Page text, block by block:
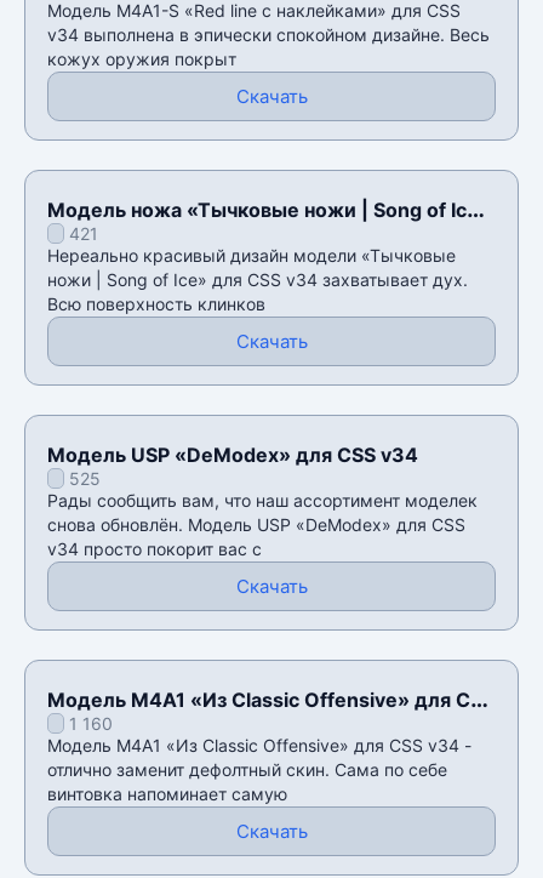
Модель M4A1-S «Red line с наклейками» для CSS
v34 выполнена в эпически спокойном дизайне. Весь
кожух оружия покрыт
Скачать
Модель ножа «Тычковые ножи | Song of Ice»
для CSS v34
421
Нереально красивый дизайн модели «Тычковые
ножи | Song of Ice» для CSS v34 захватывает дух.
Всю поверхность клинков
Скачать
Модель USP «DeModex» для CSS v34
525
Рады сообщить вам, что наш ассортимент моделек
снова обновлён. Модель USP «DeModex» для CSS
v34 просто покорит вас с
Скачать
Модель M4A1 «Из Classic Offensive» для CSS
v341 160
Модель M4A1 «Из Classic Offensive» для CSS v34 -
отлично заменит дефолтный скин. Сама по себе
винтовка напоминает самую
Скачать